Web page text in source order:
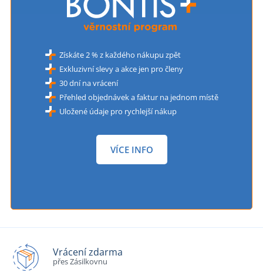
Získáte 2 % z každého nákupu zpět
Exkluzivní slevy a akce jen pro členy
30 dní na vrácení
Přehled objednávek a faktur na jednom místě
Uložené údaje pro rychlejší nákup
VÍCE INFO
Vrácení zdarma
přes Zásilkovnu